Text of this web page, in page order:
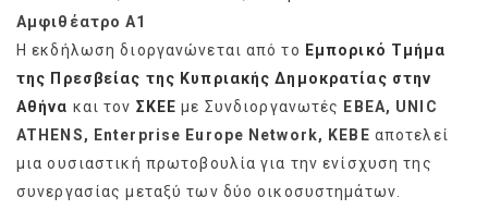
Αμφιθέατρο Α1
Η εκδήλωση διοργανώνεται από το Εμπορικό Τμήμα
της Πρεσβείας της Κυπριακής Δημοκρατίας στην
Αθήνα και τον ΣΚΕΕμε Συνδιοργανωτές EBEA, UNIC
ATHENS, Enterprise Europe Network, KEBE αποτελεί
μια ουσιαστική πρωτοβουλία για την ενίσχυση της
συνεργασίας μεταξύ των δύο οικοσυστημάτων.